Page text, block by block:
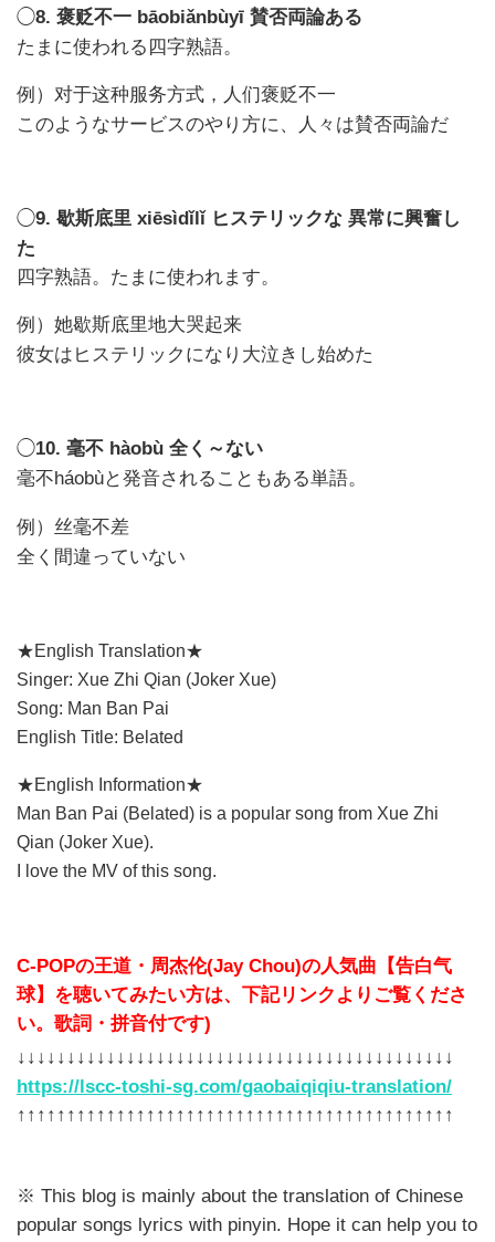
◯8. 褒贬不一 bāobiǎnbùyī 賛否両論ある
たまに使われる四字熟語。
例） 对于这种服务方式，人们褒贬不一
このようなサービスのやり方に、人々は賛否両論だ
◯9. 歇斯底里 xiēsìdǐlǐヒステリックな 異常に興奮し
た
四字熟語。たまに使われます。
例） 她歇斯底里地大哭起来
彼女はヒステリックになり大泣きし始めた
◯10. 毫不 hàobù 全く～ない
毫不háobùと発音されることもある単語。
例） 丝毫不差
全く間違っていない
★English Translation★
Singer: Xue Zhi Qian (Joker Xue)
Song: Man Ban Pai
English Title: Belated
★English Information★
Man Ban Pai (Belated) is a popular song from Xue Zhi
Qian (Joker Xue).
I love the MV of this song.
C-POPの王道・周杰伦(Jay Chou)の人気曲【告白气
球】を聴いてみたい方は、下記リンクよりご覧くださ
い。歌詞・拼音付です)
↓↓↓↓↓↓↓↓↓↓↓↓↓↓↓↓↓↓↓↓↓↓↓↓↓↓↓↓↓↓↓↓↓↓↓↓↓↓↓↓↓↓↓↓
https://lscc-toshi-sg.com/gaobaiqiqiu-translation/
↑↑↑↑↑↑↑↑↑↑↑↑↑↑↑↑↑↑↑↑↑↑↑↑↑↑↑↑↑↑↑↑↑↑↑↑↑↑↑↑↑↑↑↑
※ This blog is mainly about the translation of Chinese
popular songs lyrics with pinyin. Hope it can help you to